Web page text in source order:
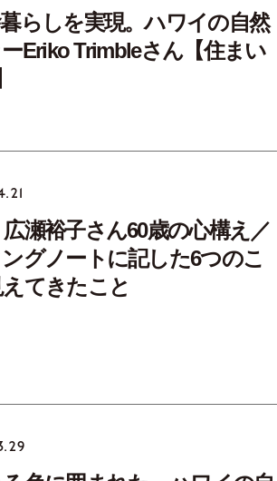
らしを実現。ハワイの自然
Eriko Trimbleさん【住まい
瀬裕子さん60歳の心構え／
グノートに記した6つのこ
てきたこと